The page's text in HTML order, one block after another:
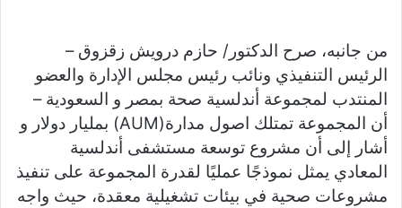
من جانبه، صرح الدكتور/ حازم درويش زقزوق –
الرئيس التنفيذي ونائب رئيس مجلس الإدارة والعضو
المنتدب لمجموعة أندلسية صحة بمصر و السعودية –
أن المجموعة تمتلك اصول مدارة(AUM) بمليار دولار و
أشار إلى أن مشروع توسعة مستشفى أندلسية
المعادي يمثل نموذجًا عمليًا لقدرة المجموعة على تنفيذ
مشروعات صحية في بيئات تشغيلية معقدة، حيث واجه